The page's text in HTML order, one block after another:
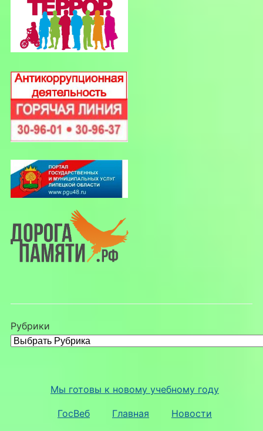
Рубрики
Мы готовы к новому учебному году
ГосВеб Главная Новости